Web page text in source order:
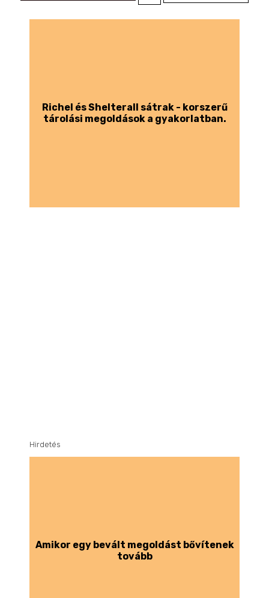
Richel és Shelterall sátrak - korszerű
tárolási megoldások a gyakorlatban.
Hirdetés
Amikor egy bevált megoldást bővítenek
tovább